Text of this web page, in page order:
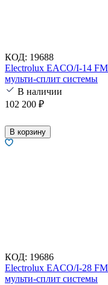
КОД: 19688
Electrolux EACO/I-14
мульти-сплит системы
В наличии
102 200 ₽
В корзину
КОД: 19686
Electrolux EACO/I-28
мульти-сплит системы